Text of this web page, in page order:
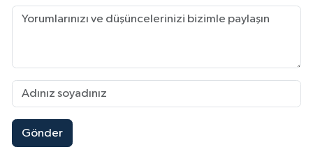
Gönder